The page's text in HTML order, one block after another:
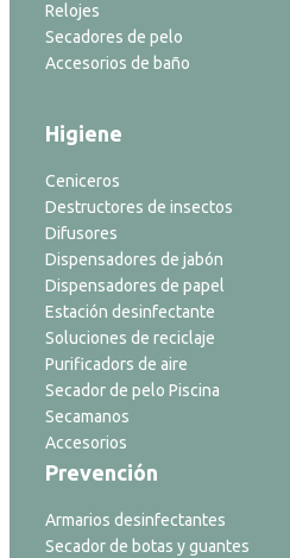
Relojes
Secadores de pelo
Accesorios de baño
Higiene
Ceniceros
Destructores de insectos
Difusores
Dispensadores de jabón
Dispensadores de papel
Estación desinfectante
Soluciones de reciclaje
Purificadors de aire
Secador de pelo Piscina
Secamanos
Accesorios
Prevención
Armarios desinfectantes
Secador de botas y guantes